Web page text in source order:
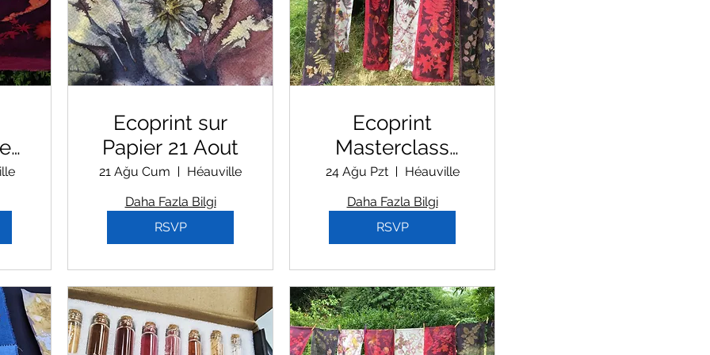
Ecoprint sur
Papier 21 Aout
21 Ağu Cum
Héauville
Daha Fazla Bilgi
RSVP
Ecoprint
Masterclass
Turkçe agustos
2026
24 Ağu Pzt
Héauville
Daha Fazla Bilgi
RSVP